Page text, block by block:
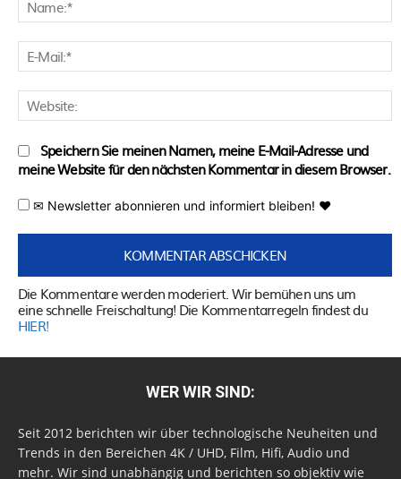
Speichern Sie meinen Namen, meine E-Mail-Adresse und
meine Website für den nächsten Kommentar in diesem Browser.
✉ Newsletter abonnieren und informiert bleiben! ♥
Die Kommentare werden moderiert. Wir bemühen uns um
eine schnelle Freischaltung! Die Kommentarregeln findest du
HIER!
WER WIR SIND:
Seit 2012 berichten wir über technologische Neuheiten und
Trends in den Bereichen 4K / UHD, Film, Hifi, Audio und
mehr. Wir sind unabhängig und berichten so objektiv wie